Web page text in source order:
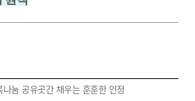
나눔 공유곳간 채우는 훈훈한 인정